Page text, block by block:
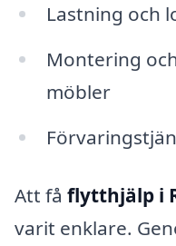
Lastning och
Montering
möbler
Att få flytthjälp i
varit enklare.